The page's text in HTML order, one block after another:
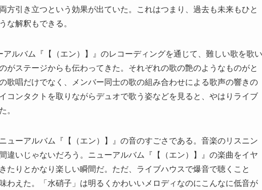
方引き立つという効果が出ていた。これはつまり、過去も未来もひと
な解釈もできる。
ルバム『【（エン）】』のレコーディングを通じて、難しい歌を歌い
がステージからも伝わってきた。それぞれの歌の艶のようなものがと
歌唱だけでなく、メンバー同士の歌の組み合わせによる歌声の響きの
コンタクトを取りながらデュオで歌う姿などを見ると、やはりライブ
。
ューアルバム『【（エン）】』の音のすごさである。音楽のリスニン
違いじゃないだろう。ニューアルバム『【（エン）】』の楽曲をイヤ
たりとかなり楽しい瞬間だ。ただ、ライブハウスで爆音で聴くこと
わえた。「水硝子」は明るくかわいいメロディなのにこんなに低音が